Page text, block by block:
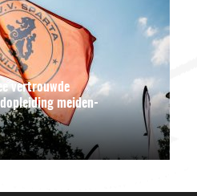
vertrouwde
meiden-